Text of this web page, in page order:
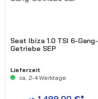
Seat Ibiza 1.0 TSI 6-Gang-
Getriebe SEP
Lieferzeit
ca. 2-4 Werktage